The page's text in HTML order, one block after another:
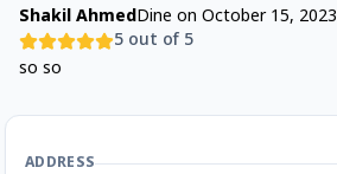
Shakil AhmedDine on October 15, 2023
5 out of 5
so so
ADDRESS